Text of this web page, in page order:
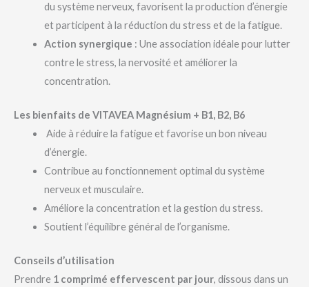
du système nerveux, favorisent la production d’énergie
et participent à la réduction du stress et de la fatigue.
Action synergique : Une association idéale pour lutter
contre le stress, la nervosité et améliorer la
concentration.
Les bienfaits de VITAVEA Magnésium + B1, B2, B6
Aide à réduire la fatigue et favorise un bon niveau
d’énergie.
Contribue au fonctionnement optimal du système
nerveux et musculaire.
Améliore la concentration et la gestion du stress.
Soutient l’équilibre général de l’organisme.
Conseils d’utilisation
Prendre 1 comprimé effervescent par jour, dissous dans un